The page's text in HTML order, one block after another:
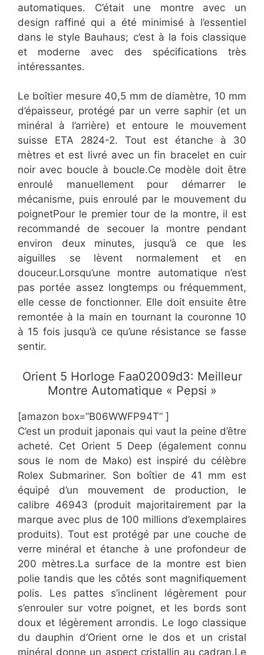
automatiques. C’était une montre avec un
design raffiné qui a été minimisé à l’essentiel
dans le style Bauhaus; c’est à la fois classique
et moderne avec des spécifications très
intéressantes.
Le boîtier mesure 40,5 mm de diamètre, 10 mm
d’épaisseur, protégé par un verre saphir (et un
minéral à l’arrière) et entoure le mouvement
suisse ETA 2824-2. Tout est étanche à 30
mètres et est livré avec un fin bracelet en cuir
noir avec boucle à boucle.Ce modèle doit être
enroulé manuellement pour démarrer le
mécanisme, puis enroulé par le mouvement du
poignetPour le premier tour de la montre, il est
recommandé de secouer la montre pendant
environ deux minutes, jusqu’à ce que les
aiguilles se lèvent normalement et en
douceur.Lorsqu’une montre automatique n’est
pas portée assez longtemps ou fréquemment,
elle cesse de fonctionner. Elle doit ensuite être
remontée à la main en tournant la couronne 10
à 15 fois jusqu’à ce qu’une résistance se fasse
sentir.
​Orient 5 Horloge Faa02009d3: Meilleur
Montre Automatique « Pepsi »
[amazon box=”B06WWFP94T” ]
C’est un produit japonais qui vaut la peine d’être
acheté. Cet Orient 5 Deep (également connu
sous le nom de Mako) est inspiré du célèbre
Rolex Submariner. Son boîtier de 41 mm est
équipé d’un mouvement de production, le
calibre 46943 (produit majoritairement par la
marque avec plus de 100 millions d’exemplaires
produits). Tout est protégé par une couche de
verre minéral et étanche à une profondeur de
200 mètres.La surface de la montre est bien
polie tandis que les côtés sont magnifiquement
polis. Les pattes s’inclinent légèrement pour
s’enrouler sur votre poignet, et les bords sont
doux et légèrement arrondis. Le logo classique
du dauphin d’Orient orne le dos et un cristal
minéral donne un aspect cristallin au cadran.Le